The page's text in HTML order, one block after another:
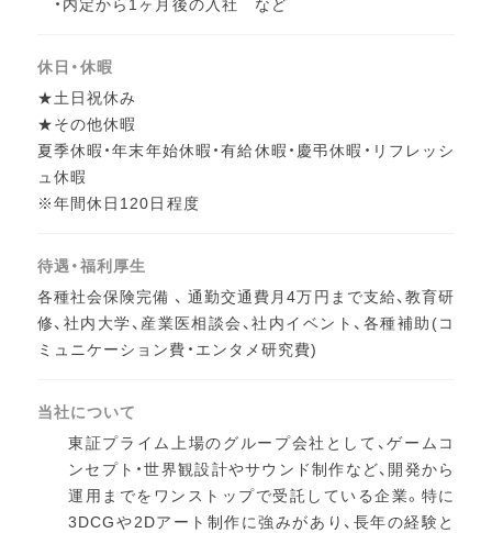
休日・休暇
★土日祝休み
★その他休暇
夏季休暇・年末年始休暇・有給休暇・慶弔休暇・リフレッシ
ュ休暇
※年間休日120日程度
待遇・福利厚生
各種社会保険完備 、 通勤交通費月4万円まで支給、教育研
修、社内大学、産業医相談会、社内イベント、各種補助(コ
ミュニケーション費・エンタメ研究費)
当社について
東証プライム上場のグループ会社として、ゲームコ
ンセプト・世界観設計やサウンド制作など、開発から
運用までをワンストップで受託している企業。特に
3DCGや2Dアート制作に強みがあり、長年の経験と